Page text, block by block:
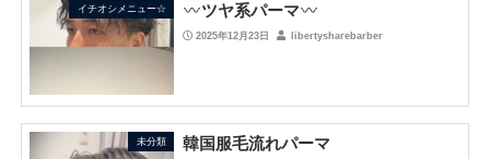
イチオシメニュー☆ ツヤ系パーマ
2025年12月23日 libertysharebarber
未分類 韓国服毛流れパーマ